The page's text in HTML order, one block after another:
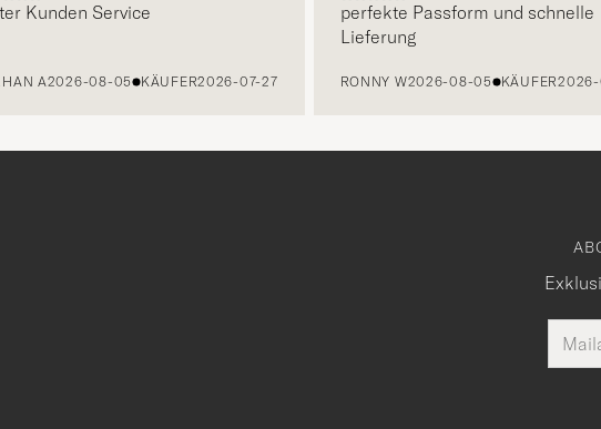
Service
A2026-08-05 KÄUFER 2026-07-27
perfekte Passform und schnelle
Lieferung
RONNY W2026-08-05 KÄUFER 2026-07-
Mail
Pflichtfeld